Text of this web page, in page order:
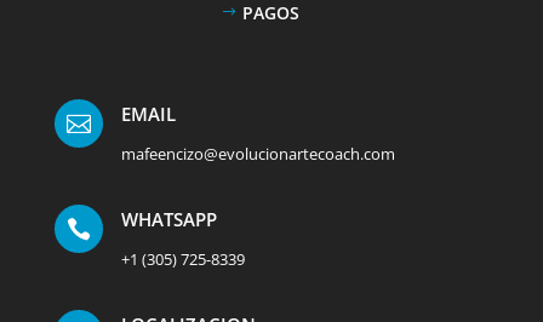
PAGOS
 EMAIL
mafeencizo@evolucionartecoach.com
 WHATSAPP
+1 (305) 725-8339